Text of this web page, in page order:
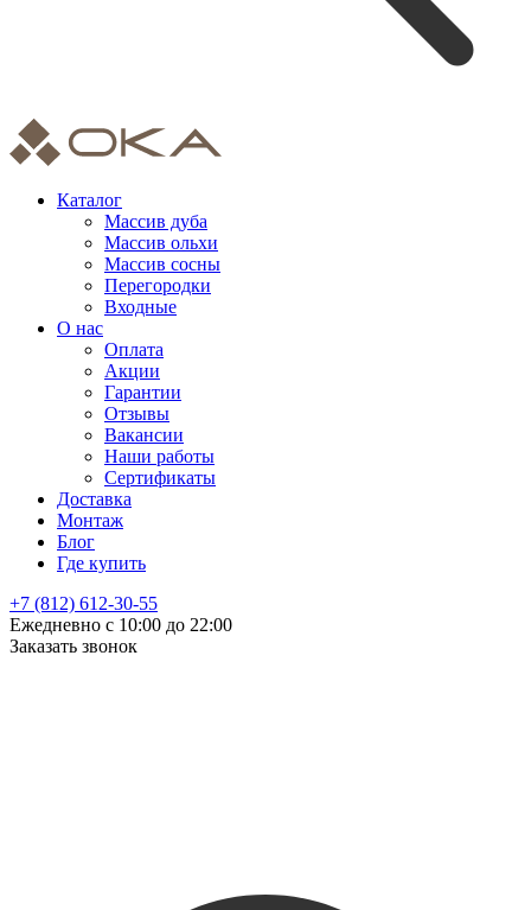
Каталог
Массив дуба
Массив ольхи
Массив сосны
Перегородки
Входные
О нас
Оплата
Акции
Гарантии
Отзывы
Вакансии
Наши работы
Сертификаты
Доставка
Монтаж
Блог
Где купить
+7 (812) 612-30-55
Ежедневно с 10:00 до 22:00
Заказать звонок